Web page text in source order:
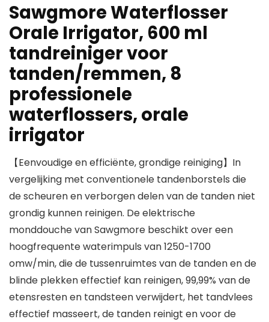
Sawgmore Waterflosser
Orale Irrigator, 600 ml
tandreiniger voor
tanden/remmen, 8
professionele
waterflossers, orale
irrigator
【Eenvoudige en efficiënte, grondige reiniging】In
vergelijking met conventionele tandenborstels die
de scheuren en verborgen delen van de tanden niet
grondig kunnen reinigen. De elektrische
monddouche van Sawgmore beschikt over een
hoogfrequente waterimpuls van 1250-1700
omw/min, die de tussenruimtes van de tanden en de
blinde plekken effectief kan reinigen, 99,99% van de
etensresten en tandsteen verwijdert, het tandvlees
effectief masseert, de tanden reinigt en voor de